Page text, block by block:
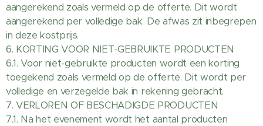
aangerekend zoals vermeld op de offerte. Dit wordt
aangerekend per volledige bak. De afwas zit inbegrepen
in deze kostprijs.
6. KORTING VOOR NIET-GEBRUIKTE PRODUCTEN
6.1. Voor niet-gebruikte producten wordt een korting
toegekend zoals vermeld op de offerte. Dit wordt per
volledige en verzegelde bak in rekening gebracht.
7. VERLOREN OF BESCHADIGDE PRODUCTEN
7.1. Na het evenement wordt het aantal producten